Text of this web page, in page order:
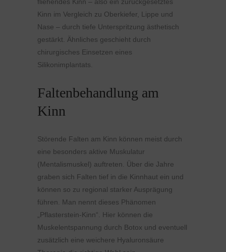
fliehendes Kinn – also ein zurückgesetztes
Kinn im Vergleich zu Oberkiefer, Lippe und
Nase – durch tiefe Unterspritzung ästhetisch
gestärkt. Ähnliches geschieht durch
chirurgisches Einsetzen eines
Silikonimplantats.
Faltenbehandlung am
Kinn
Störende Falten am Kinn können meist durch
eine besonders aktive Muskulatur
(Mentalismuskel) auftreten. Über die Jahre
graben sich Falten tief in die Kinnhaut ein und
können so zu regional starker Ausprägung
führen. Man nennt dieses Phänomen
„Pflasterstein-Kinn“. Hier können die
Muskelentspannung durch Botox und eventuell
zusätzlich eine weichere Hyaluronsäure